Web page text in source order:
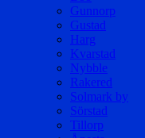
Gunnorp
Gustad
Harg
Kvarstad
Nybble
Rakered
Solmark by
Sörstad
Tillorp